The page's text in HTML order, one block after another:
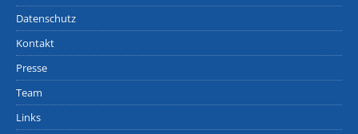
Datenschutz
Kontakt
Presse
Team
Links